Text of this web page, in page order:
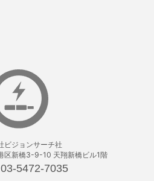
ビジョンサーチ社
区新橋3-9-10 天翔新橋ビル1階
5472-7035